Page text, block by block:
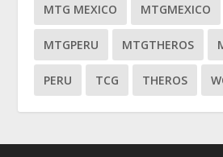
MTG MEXICO MTGMEXICO
MTGPERU MTGTHEROS
PERU TCG THEROS